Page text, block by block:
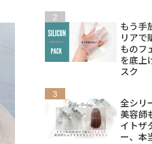
もう手
リアで
ものフ
を底上
スク
全シリ
美容師
イトザ
ー、本